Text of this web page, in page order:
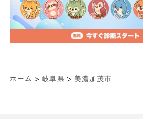
ホーム > 岐阜県 > 美濃加茂市